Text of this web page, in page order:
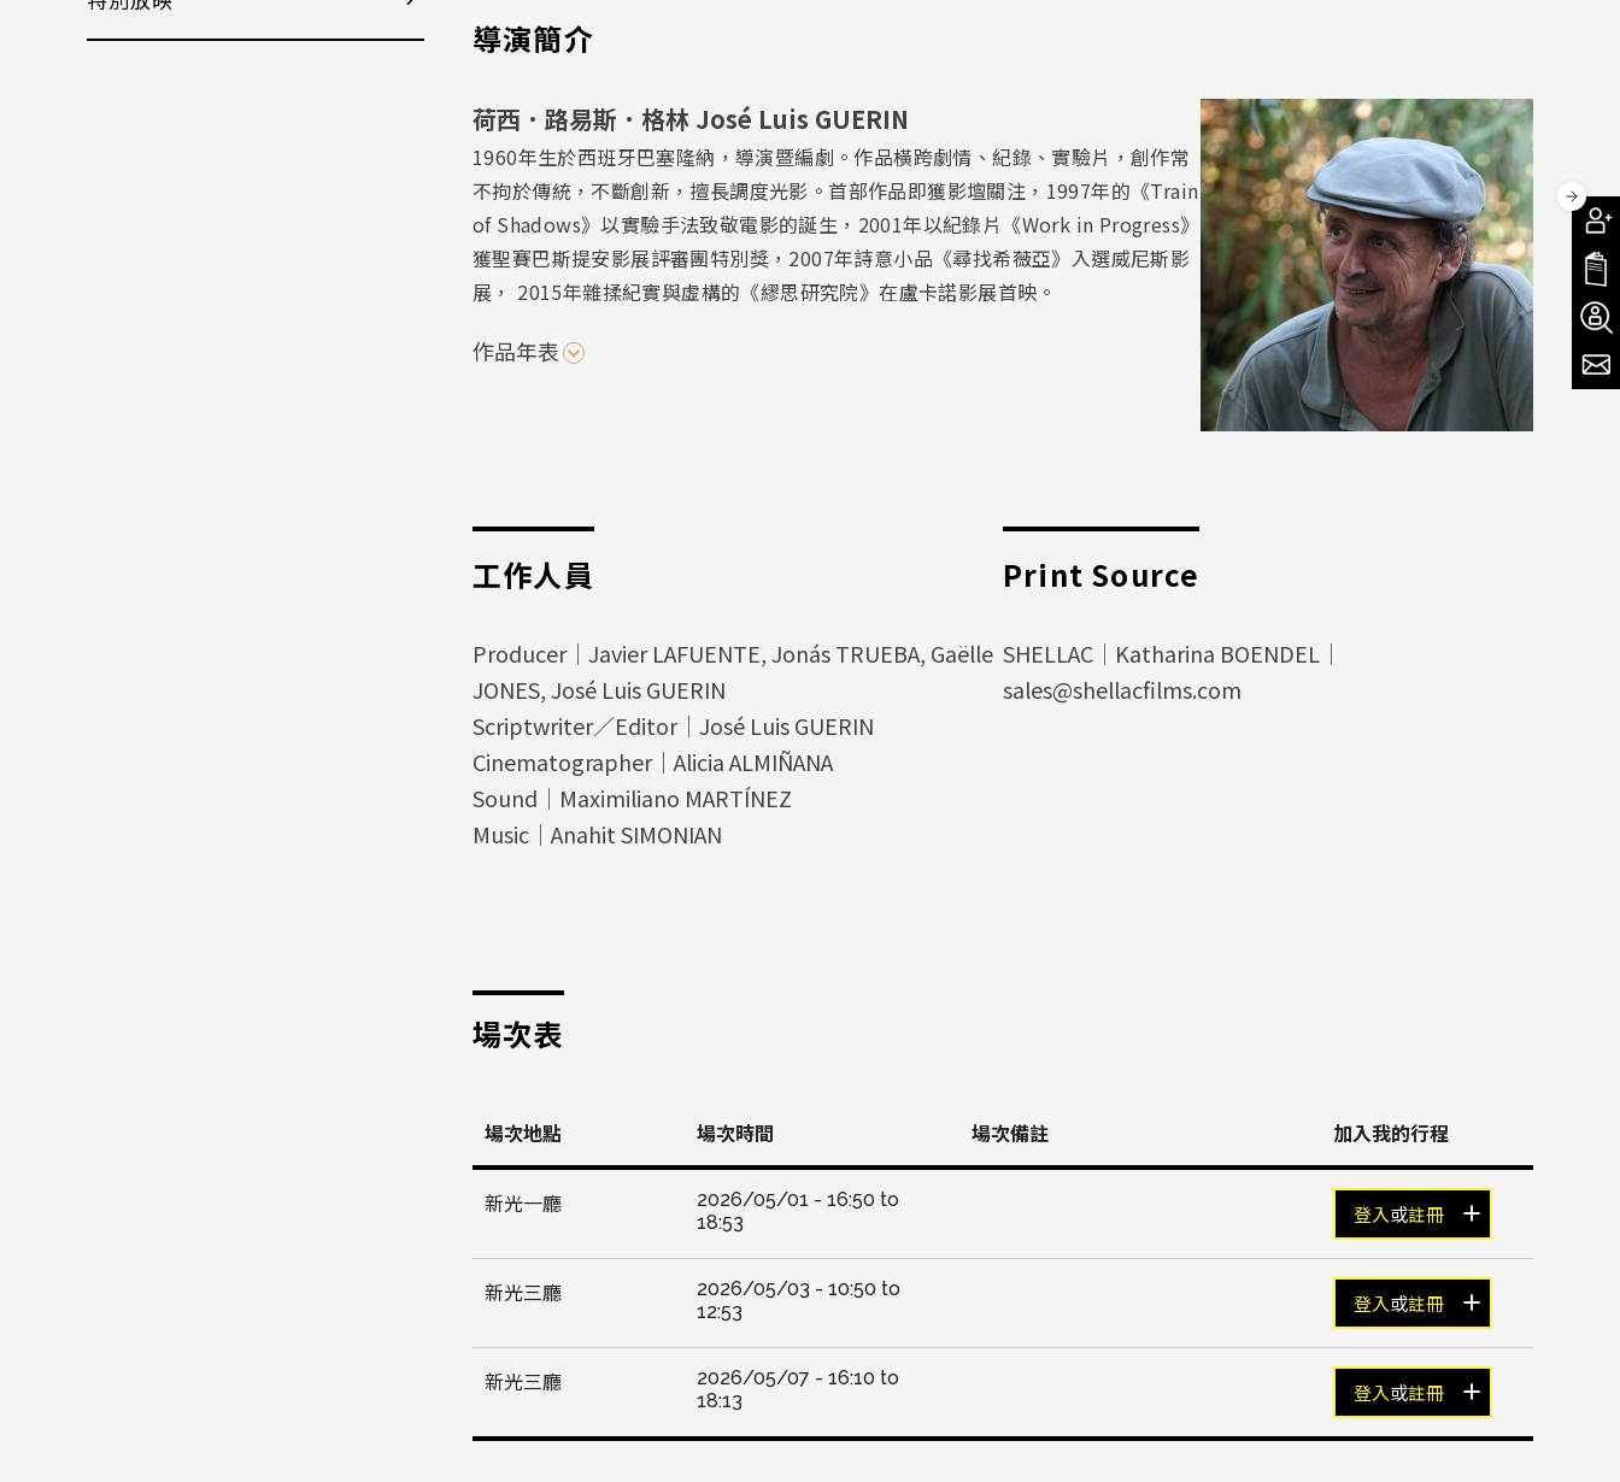
導演簡介
荷西．路易斯．格林 José Luis GUERIN
1960年生於西班牙巴塞隆納，導演暨編劇。作品橫跨劇情、紀錄、實驗片，創作常
不拘於傳統，不斷創新，擅長調度光影。首部作品即獲影壇關注，1997年的《Train
of Shadows》以實驗手法致敬電影的誕生，2001年以紀錄片《Work in Progress》
獲聖賽巴斯提安影展評審團特別獎，2007年詩意小品《尋找希薇亞》入選威尼斯影
展， 2015年雜揉紀實與虛構的《繆思研究院》在盧卡諾影展首映。
作品年表
工作人員
Producer｜Javier LAFUENTE, Jonás TRUEBA, Gaëlle
JONES, José Luis GUERIN
Scriptwriter／Editor｜José Luis GUERIN
Cinematographer｜Alicia ALMIÑANA
Sound｜Maximiliano MARTÍNEZ
Music｜Anahit SIMONIAN
Print Source
SHELLAC｜Katharina BOENDEL｜
sales@shellacfilms.com
場次表
場次地點 場次時間 場次備註 加入我的行程
新光一廳 2026/05/01 - 16:50 to
18:53
登入或註冊
新光三廳 2026/05/03 - 10:50 to
12:53
登入或註冊
新光三廳 2026/05/07 - 16:10 to
18:13
登入或註冊